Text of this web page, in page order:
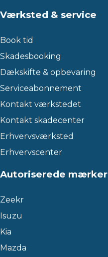
Værksted & service
Book tid
Skadesbooking
Dækskifte & opbevaring
Serviceabonnement
Kontakt værkstedet
Kontakt skadecenter
Erhvervsværksted
Erhvervscenter
Autoriserede mærker
Zeekr
Isuzu
Kia
Mazda